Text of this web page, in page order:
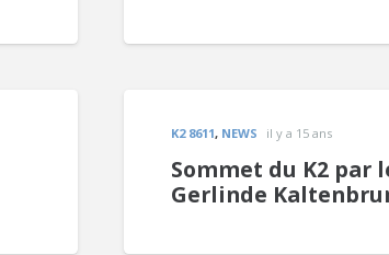
K2 8611, NEWS il y a 15 ans
Sommet du K2 par
Gerlinde